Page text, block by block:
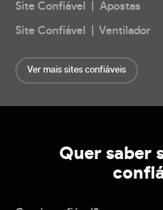
Site Confiável | Apostas
Site Confiável | Ventilador
Ver mais sites confiáveis
Quer saber